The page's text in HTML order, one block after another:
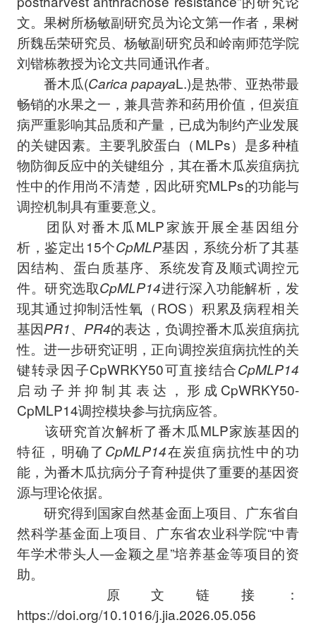
文。果树所杨敏副研究员为论文第一作者，果树
所魏岳荣研究员、杨敏副研究员和岭南师范学院
刘锴栋教授为论文共同通讯作者。
番木瓜(Carica papayaL.)是热带、亚热带最
畅销的水果之一，兼具营养和药用价值，但炭疽
病严重影响其品质和产量，已成为制约产业发展
的关键因素。主要乳胶蛋白（MLPs）是多种植
物防御反应中的关键组分，其在番木瓜炭疽病抗
性中的作用尚不清楚，因此研究MLPs的功能与
调控机制具有重要意义。
团队对番木瓜MLP家族开展全基因组分
析，鉴定出15个CpMLP基因，系统分析了其基
因结构、蛋白质基序、系统发育及顺式调控元
件。研究选取CpMLP14进行深入功能解析，发
现其通过抑制活性氧（ROS）积累及病程相关
基因PR1、 PR4的表达，负调控番木瓜炭疽病抗
性。进一步研究证明，正向调控炭疽病抗性的关
键转录因子CpWRKY50可直接结合CpMLP14
启动子并抑制其表达，形成CpWRKY50-
CpMLP14调控模块参与抗病应答。
该研究首次解析了番木瓜MLP家族基因的
特征，明确了 CpMLP14在炭疽病抗性中的功
能，为番木瓜抗病分子育种提供了重要的基因资
源与理论依据。
研究得到国家自然基金面上项目、广东省自
然科学基金面上项目、广东省农业科学院“中青
年学术带头人—金颖之星”培养基金等项目的资
助。
原文链接：
https://doi.org/10.1016/j.jia.2026.05.056